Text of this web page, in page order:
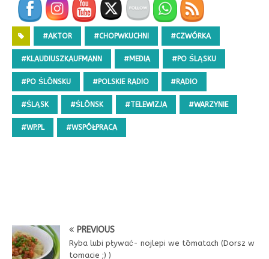
#AKTOR #CHOPWKUCHNI #CZWÓRKA
#KLAUDIUSZKAUFMANN #MEDIA #PO ŚLĄSKU
#PO ŚLŌNSKU #POLSKIE RADIO #RADIO
#ŚLĄSK #ŚLŌNSK #TELEWIZJA #WARZYNIE
#WP.PL #WSPÓŁPRACA
PREVIOUS
Ryba lubi pływać- nojlepi we tōmatach (Dorsz w
tomacie ;) )